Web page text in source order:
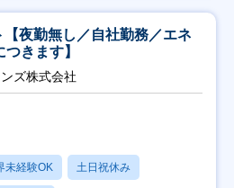
【夜勤無し／自社勤務／エネ
きます】
ズ株式会社
未経験OK 土日祝休み